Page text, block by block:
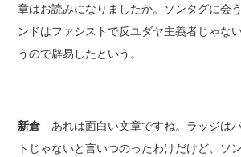
章はお読みになりましたか。ソンタグに会
ンドはファシストで反ユダヤ主義者じゃな
うので辟易したという。
新倉 あれは面白い文章ですね。ラッジは
トじゃないと言いつのったわけだけど、ソ